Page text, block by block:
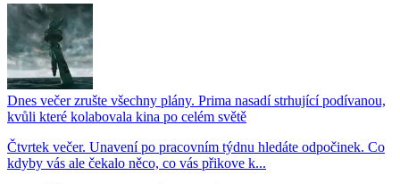
Dnes večer zrušte všechny plány. Prima nasadí strhující podívanou,
kvůli které kolabovala kina po celém světě
Čtvrtek večer. Unavení po pracovním týdnu hledáte odpočinek. Co
kdyby vás ale čekalo něco, co vás přikove k...